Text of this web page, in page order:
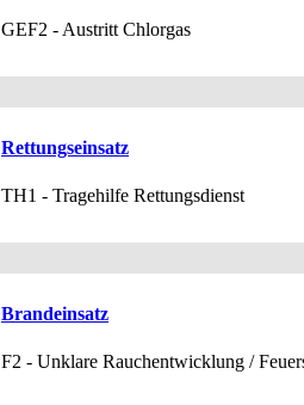
GEF2 - Austritt Chlorgas
Rettungseinsatz
TH1 - Tragehilfe Rettungsdienst
Brandeinsatz
F2 - Unklare Rauchentwicklung /